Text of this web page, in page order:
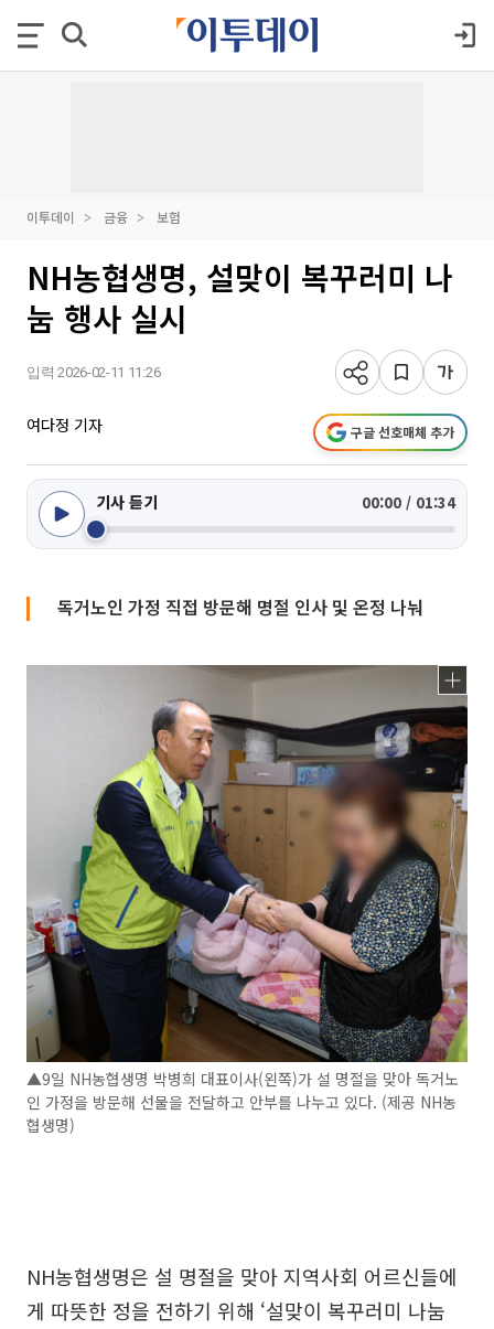
이투데이 금융 보험
NH농협생명, 설맞이 복꾸러미 나
눔 행사 실시
입력 2026-02-11 11:26
여다정 기자 구글 선호매체 추가
기사 듣기 00:00 / 01:34
독거노인 가정 직접 방문해 명절 인사 및 온정 나눠
▲9일 NH농협생명 박병희 대표이사(왼쪽)가 설 명절을 맞아 독거노
인 가정을 방문해 선물을 전달하고 안부를 나누고 있다. (제공 NH농
협생명)
NH농협생명은 설 명절을 맞아 지역사회 어르신들에
게 따뜻한 정을 전하기 위해 ‘설맞이 복꾸러미 나눔